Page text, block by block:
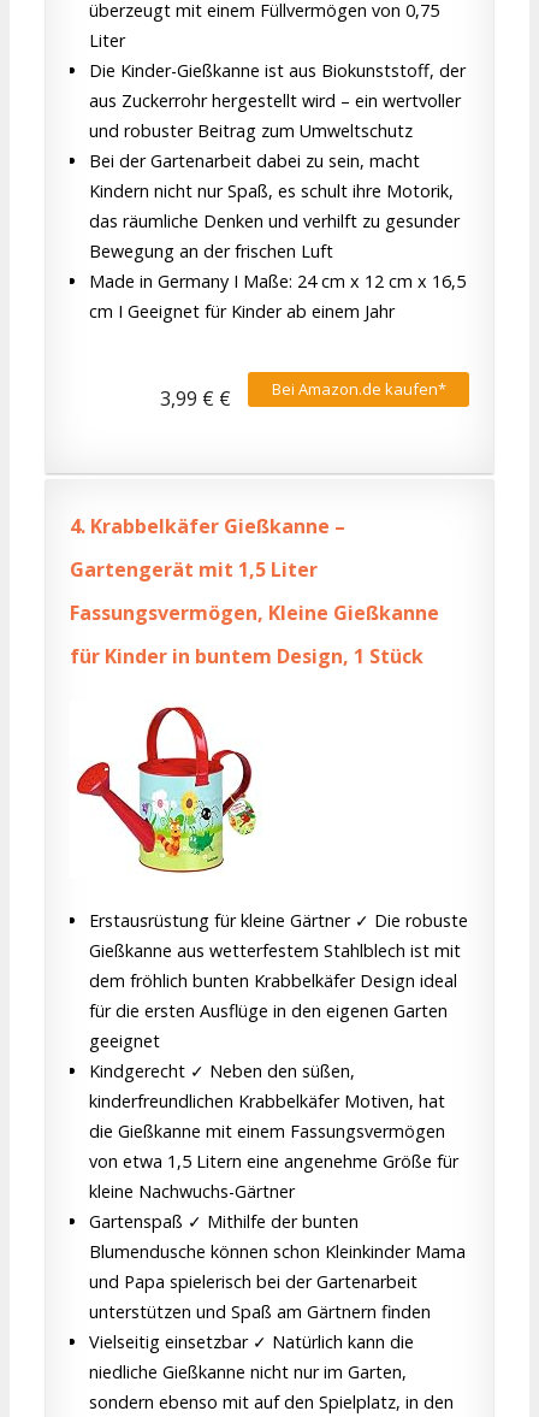
überzeugt mit einem Füllvermögen von 0,75
Liter
Die Kinder-Gießkanne ist aus Biokunststoff, der
aus Zuckerrohr hergestellt wird – ein wertvoller
und robuster Beitrag zum Umweltschutz
Bei der Gartenarbeit dabei zu sein, macht
Kindern nicht nur Spaß, es schult ihre Motorik,
das räumliche Denken und verhilft zu gesunder
Bewegung an der frischen Luft
Made in Germany I Maße: 24 cm x 12 cm x 16,5
cm I Geeignet für Kinder ab einem Jahr
Bei Amazon.de kaufen*
3,99 € €
4. Krabbelkäfer Gießkanne –
Gartengerät mit 1,5 Liter
Fassungsvermögen, Kleine Gießkanne
für Kinder in buntem Design, 1 Stück
Erstausrüstung für kleine Gärtner ✓ Die robuste
Gießkanne aus wetterfestem Stahlblech ist mit
dem fröhlich bunten Krabbelkäfer Design ideal
für die ersten Ausflüge in den eigenen Garten
geeignet
Kindgerecht ✓ Neben den süßen,
kinderfreundlichen Krabbelkäfer Motiven, hat
die Gießkanne mit einem Fassungsvermögen
von etwa 1,5 Litern eine angenehme Größe für
kleine Nachwuchs-Gärtner
Gartenspaß ✓ Mithilfe der bunten
Blumendusche können schon Kleinkinder Mama
und Papa spielerisch bei der Gartenarbeit
unterstützen und Spaß am Gärtnern finden
Vielseitig einsetzbar ✓ Natürlich kann die
niedliche Gießkanne nicht nur im Garten,
sondern ebenso mit auf den Spielplatz, in den